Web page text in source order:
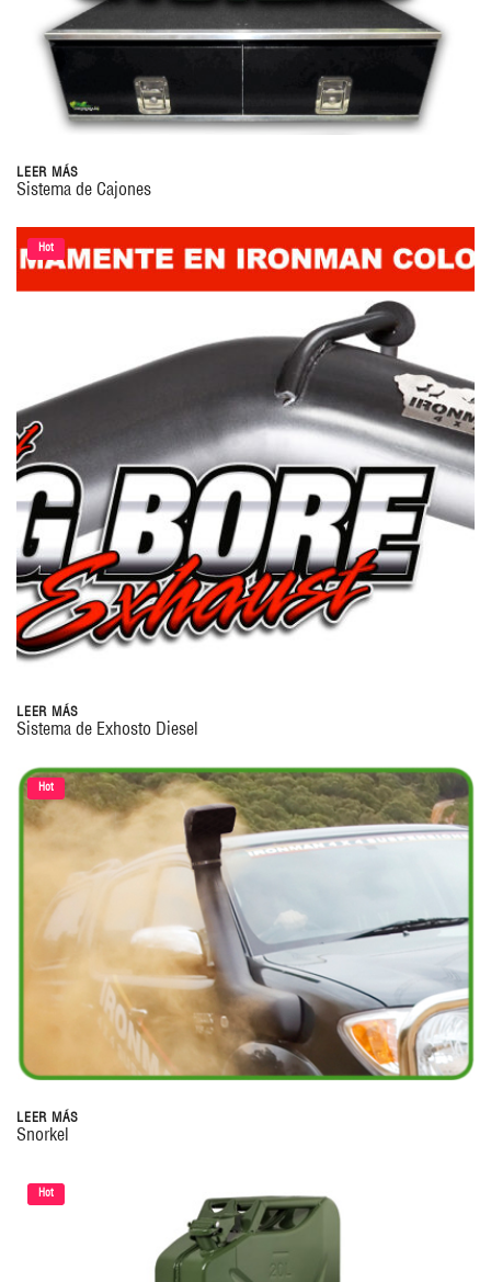
LEER MÁS
Sistema de Cajones
Hot
LEER MÁS
Sistema de Exhosto Diesel
Hot
LEER MÁS
Snorkel
Hot